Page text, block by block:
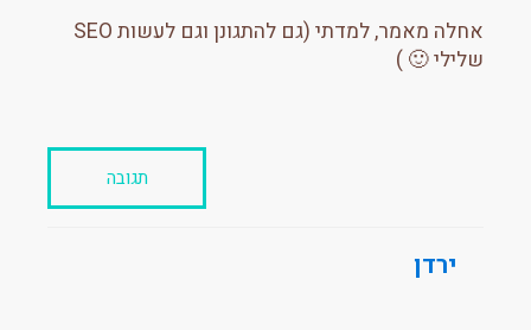
אחלה מאמר, למדתי (גם להתגונן וגם לעשות SEO
שלילי 🙂 )
תגובה
ירדן